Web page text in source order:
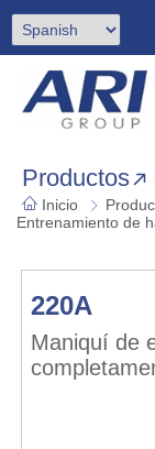
Productos
Inicio
Entrenamiento de
220A
Maniquí de